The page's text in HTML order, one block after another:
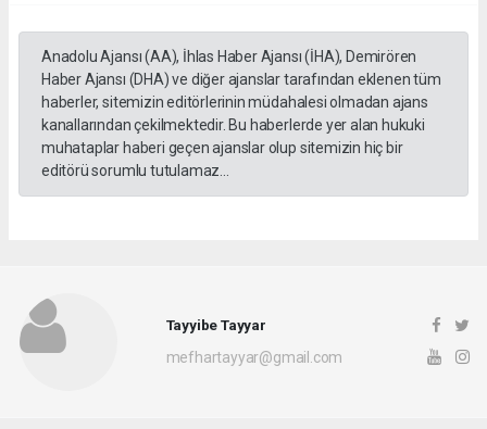
Anadolu Ajansı (AA), İhlas Haber Ajansı (İHA), Demirören
Haber Ajansı (DHA) ve diğer ajanslar tarafından eklenen tüm
haberler, sitemizin editörlerinin müdahalesi olmadan ajans
kanallarından çekilmektedir. Bu haberlerde yer alan hukuki
muhataplar haberi geçen ajanslar olup sitemizin hiç bir
editörü sorumlu tutulamaz...
Tayyibe Tayyar
mefhartayyar@gmail.com